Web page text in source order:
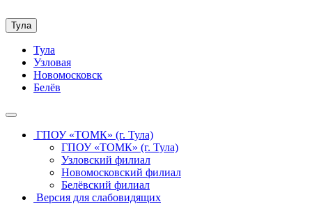
Тула
Тула
Узловая
Новомосковск
Белёв
ГПОУ «ТОМК» (г. Тула)
ГПОУ «ТОМК» (г. Тула)
Узловский филиал
Новомосковский филиал
Белёвский филиал
Версия для слабовидящих